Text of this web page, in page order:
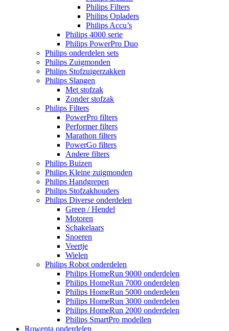
Philips Filters
Philips Opladers
Philips Accu’s
Philips 4000 serie
Philips PowerPro Duo
Philips onderdelen sets
Philips Zuigmonden
Philips Stofzuigerzakken
Philips Slangen
Met stofzak
Zonder stofzak
Philips Filters
PowerPro filters
Performer filters
Marathon filters
PowerGo filters
Andere filters
Philips Buizen
Philips Kleine zuigmonden
Philips Handgrepen
Philips Stofzakhouders
Philips Diverse onderdelen
Greep / Hendel
Motoren
Schakelaars
Snoeren
Veertje
Wielen
Philips Robot onderdelen
Philips HomeRun 9000 onderdelen
Philips HomeRun 7000 onderdelen
Philips HomeRun 5000 onderdelen
Philips HomeRun 3000 onderdelen
Philips HomeRun 2000 onderdelen
Philips SmartPro modellen
Rowenta onderdelen